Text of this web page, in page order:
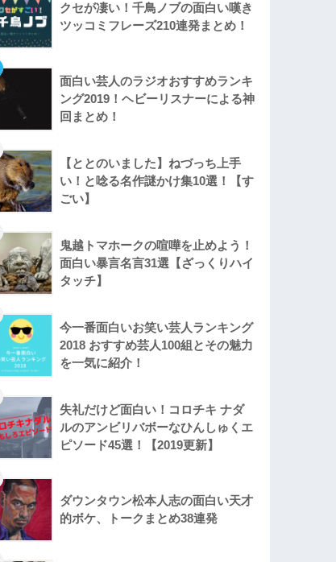
クセが凄い！千鳥ノブの面白い嘆き
ツッコミフレーズ210連発まとめ！
面白い芸人のラジオおすすめランキ
ング2019！ヘビーリスナーによる神
回まとめ！
【ととのいました】ねづっち上手
い！と唸る名作謎かけ集10選！【す
ごい】
鬼越トマホークの喧嘩を止めよう！
面白い暴言名言31選【ざっくりハイ
タッチ】
今一番面白いお笑い芸人ランキング
2018 おすすめ芸人100組とその魅力
を一気に紹介！
失礼だけど面白い！コロチキ ナダ
ルのアンビリバボーなひんしゅくエ
ピソード45選！【2019更新】
ダウンタウン松本人志の面白い天才
的ボケ、トークまとめ38連発